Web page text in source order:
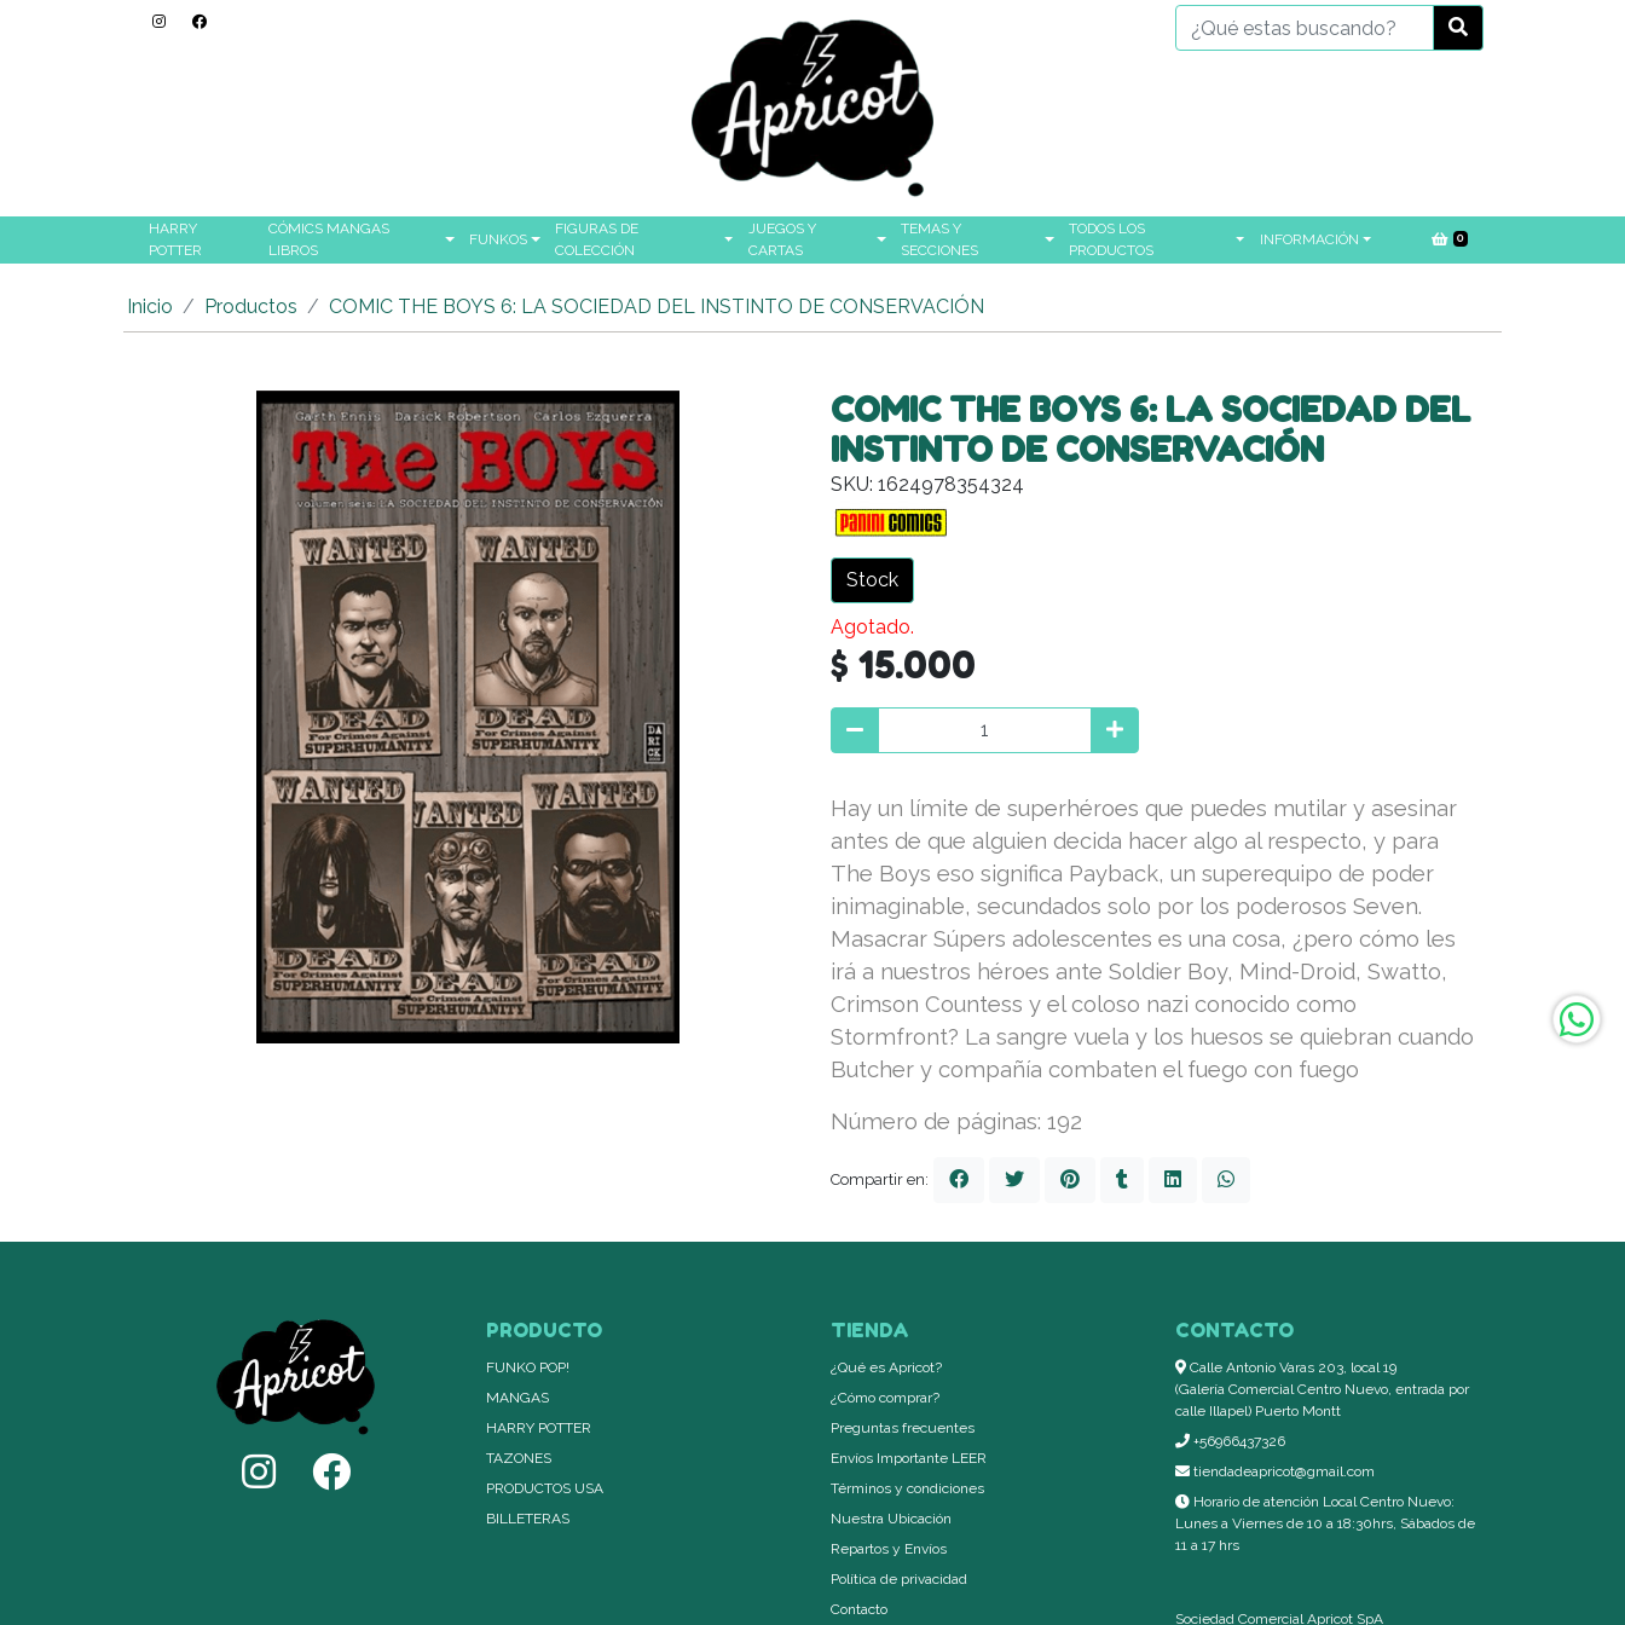
HARRY
POTTER
CÓMICS MANGAS
LIBROS
FUNKOS
FIGURAS DE
COLECCIÓN
JUEGOS Y
CARTAS
TEMAS Y
SECCIONES
TODOS LOS
PRODUCTOS
INFORMACIÓN 0
Inicio Productos COMIC THE BOYS 6: LA SOCIEDAD DEL INSTINTO DE CONSERVACIÓN
COMIC THE BOYS 6: LA SOCIEDAD DEL
INSTINTO DE CONSERVACIÓN
SKU: 1624978354324
Stock
Agotado.
$ 15.000
Hay un límite de superhéroes que puedes mutilar y asesinar
antes de que alguien decida hacer algo al respecto, y para
The Boys eso significa Payback, un superequipo de poder
inimaginable, secundados solo por los poderosos Seven.
Masacrar Súpers adolescentes es una cosa, ¿pero cómo les
irá a nuestros héroes ante Soldier Boy, Mind-Droid, Swatto,
Crimson Countess y el coloso nazi conocido como
Stormfront? La sangre vuela y los huesos se quiebran cuando
Butcher y compañía combaten el fuego con fuego
Número de páginas: 192
Compartir en:
PRODUCTO
FUNKO POP!
MANGAS
HARRY POTTER
TAZONES
PRODUCTOS USA
BILLETERAS
TIENDA
¿Qué es Apricot?
¿Cómo comprar?
Preguntas frecuentes
Envíos Importante LEER
Términos y condiciones
Nuestra Ubicación
Repartos y Envíos
Política de privacidad
Contacto
CONTACTO
Calle Antonio Varas 203, local 19
(Galería Comercial Centro Nuevo, entrada por
calle Illapel) Puerto Montt
+56966437326
tiendadeapricot@gmail.com
Horario de atención Local Centro Nuevo:
Lunes a Viernes de 10 a 18:30hrs, Sábados de
11 a 17 hrs
Sociedad Comercial Apricot SpA